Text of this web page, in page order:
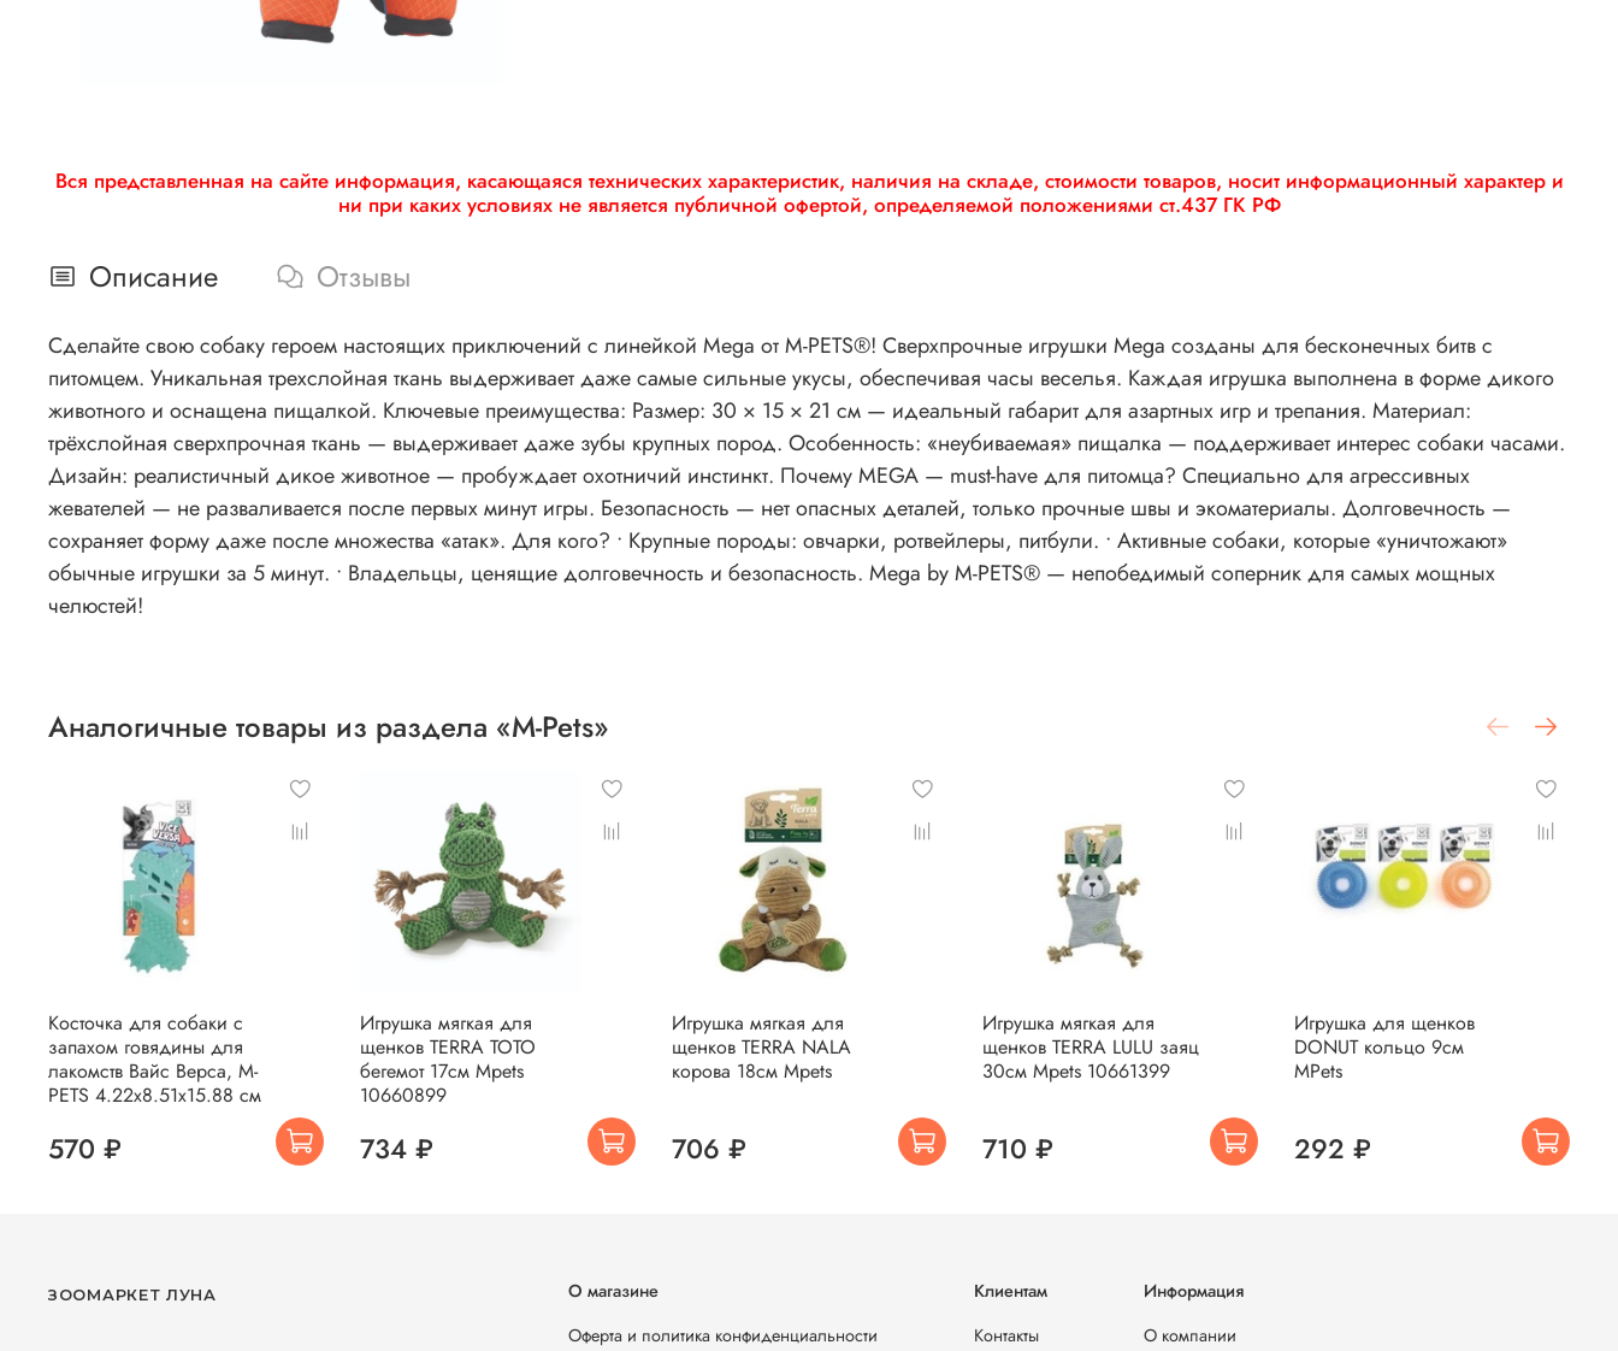
Вся представленная на сайте информация, касающаяся технических характеристик, наличия на складе, стоимости товаров, носит информационный характер и
ни при каких условиях не является публичной офертой, определяемой положениями ст.437 ГК РФ
Описание Отзывы
Сделайте свою собаку героем настоящих приключений с линейкой Mega от M-PETS®! Сверхпрочные игрушки Mega созданы для бесконечных битв с
питомцем. Уникальная трехслойная ткань выдерживает даже самые сильные укусы, обеспечивая часы веселья. Каждая игрушка выполнена в форме дикого
животного и оснащена пищалкой. Ключевые преимущества: Размер: 30 × 15 × 21 см — идеальный габарит для азартных игр и трепания. Материал:
трёхслойная сверхпрочная ткань — выдерживает даже зубы крупных пород. Особенность: «неубиваемая» пищалка — поддерживает интерес собаки часами.
Дизайн: реалистичный дикое животное — пробуждает охотничий инстинкт. Почему MEGA — must-have для питомца? Специально для агрессивных
жевателей — не разваливается после первых минут игры. Безопасность — нет опасных деталей, только прочные швы и экоматериалы. Долговечность —
сохраняет форму даже после множества «атак». Для кого? • Крупные породы: овчарки, ротвейлеры, питбули. • Активные собаки, которые «уничтожают»
обычные игрушки за 5 минут. • Владельцы, ценящие долговечность и безопасность. Mega by M-PETS® — непобедимый соперник для самых мощных
челюстей!
Аналогичные товары из раздела «M-Pets»
Косточка для собаки с
запахом говядины для
лакомств Вайс Верса, M-
PETS 4.22x8.51x15.88 см
570 ₽
Игрушка мягкая для
щенков TERRA TOTO
бегемот 17см Mpets
10660899
734 ₽
Игрушка мягкая для
щенков TERRA NALA
корова 18см Mpets
706 ₽
Игрушка мягкая для
щенков TERRA LULU заяц
30см Mpets 10661399
710 ₽
Игрушка для щенков
DONUT кольцо 9см
MPets
292 ₽
О магазине
Оферта и политика конфиденциальности
Клиентам
Контакты
Информация
О компании
ЗООМАРКЕТ ЛУНА